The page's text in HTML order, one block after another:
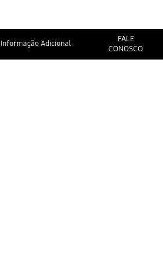
Informação Adicional
FALE
CONOSCO